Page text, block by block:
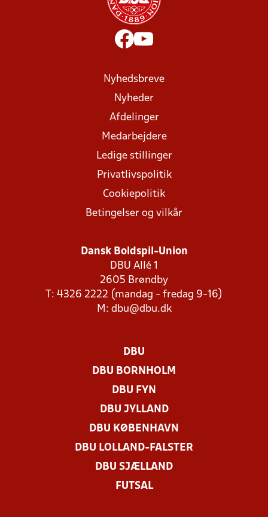
Nyhedsbreve
Nyheder
Afdelinger
Medarbejdere
Ledige stillinger
Privatlivspolitik
Cookiepolitik
Betingelser og vilkår
Dansk Boldspil-Union
DBU Allé 1
2605 Brøndby
T: 4326 2222 (mandag - fredag 9-16)
M: dbu@dbu.dk
DBU
DBU BORNHOLM
DBU FYN
DBU JYLLAND
DBU KØBENHAVN
DBU LOLLAND-FALSTER
DBU SJÆLLAND
FUTSAL